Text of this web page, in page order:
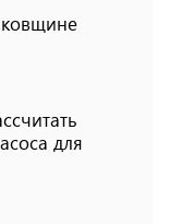
для